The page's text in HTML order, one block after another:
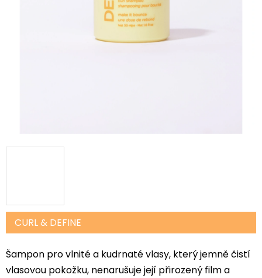
CURL & DEFINE
Šampon pro vlnité a kudrnaté vlasy, který jemně čistí
vlasovou pokožku, nenarušuje její přirozený film a